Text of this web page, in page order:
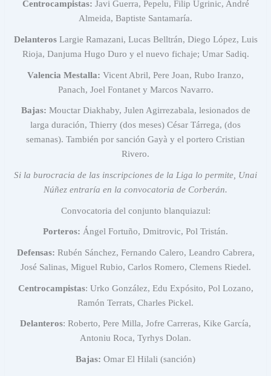
Centrocampistas: ⁠Javi Guerra, Pepelu, Filip Ugrinic, André
Almeida, Baptiste Santamaría.
DelanterosLargie Ramazani, Lucas Belltrán, Diego López, Luis
Rioja, Danjuma Hugo Duro y el nuevo fichaje; Umar Sadiq.
Valencia Mestalla: Vicent Abril, Pere Joan, Rubo Iranzo,
Panach, Joel Fontanet y Marcos Navarro.
Bajas: Mouctar Diakhaby, Julen Agirrezabala, lesionados de
larga duración, Thierry (dos meses) César Tárrega, (dos
semanas). También por sanción Gayà y el portero Cristian
Rivero.
Si la burocracia de las inscripciones de la Liga lo permite, Unai
Núñez entraría en la convocatoria de Corberán.
Convocatoria del conjunto blanquiazul:
Porteros: Ángel Fortuño, Dmitrovic, Pol Tristán.
Defensas: Rubén Sánchez, Fernando Calero, Leandro Cabrera,
José Salinas, Miguel Rubio, Carlos Romero, Clemens Riedel.
Centrocampistas: Urko González, Edu Expósito, Pol Lozano,
Ramón Terrats, Charles Pickel.
Delanteros: Roberto, Pere Milla, Jofre Carreras, Kike García,
Antoniu Roca, Tyrhys Dolan.
Bajas: Omar El Hilali (sanción)